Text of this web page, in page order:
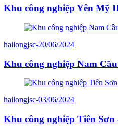
Khu công nghiệp Yên Mỹ
hailongjsc-20/06/2024
Khu công nghiệp Nam
hailongjsc-03/06/2024
Khu công nghiệp Tiên Sơn